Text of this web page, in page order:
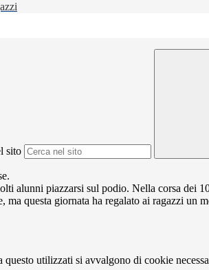
sito
alunni piazzarsi sul podio. Nella corsa dei
ma questa giornata ha regalato ai ragazzi
questo utilizzati si avvalgono di cookie